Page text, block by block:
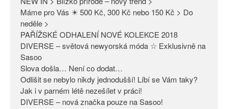
PAŘÍŽSKÉ ODHALENÍ NOVÉ
KOLEKCE 2018
móda ☆ Exklusivně na Sasoo
Odlišit se nebylo nikdy
jednodušší! Líbí se Vám taky?
Jak i v parném létě nezešílet v
práci!
Máme pro Vás ☀ 500 Kč, 300 Kč nebo 150 Kč > Do
neděle >
PAŘÍŽSKÉ ODHALENÍ NOVÉ KOLEKCE 2018
DIVERSE – světová newyorská móda ☆ Exklusivně na
Sasoo
Slova došla… Není co dodat…
Odlišit se nebylo nikdy jednodušší! Líbí se Vám taky?
Jak i v parném létě nezešílet v práci!
DIVERSE – nová značka pouze na Sasoo!